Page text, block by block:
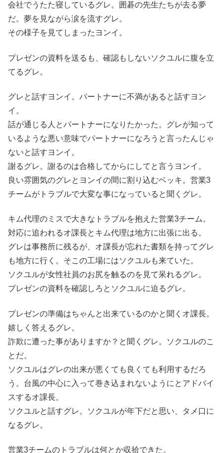
会社でうたた寝しているグレ。囲碁の先生たちが去る夢
だ。夢を見ながら涙を流すグレ。
その様子を見てしまったヨンイ。
プレゼンの資料を送るも、確認もしないソクユルに腹を立
てるグレ。
グレと話すヨンイ。パートナーに不満があると話すヨン
イ。
話が通じる人とパートナーになりたかった。グレが知って
いるような悪い意味でパートナーになろうと言ったんじゃ
ないと話すヨンイ。
謝るグレ。謝るのは合格してからにしてと言うヨンイ。
良い雰囲気のグレとヨンイの間に割り込むベッキ。営業3
チームがトラブルで大変な事になっていると聞くグレ。
キム代理のミスで大きなトラブルを抱えた営業3チーム。
対応に追われるオ課長とキム代理は地方に出張に出る。
グレは事務所に残るが、オ課長が忘れた書類を持ってグレ
も地方に行く。そこの工場にはソクユルも来ていた。
ソクユルが女性社員のお尻を触るのを見て呆れるグレ。
プレゼンの資料を確認しろとソクユルに迫るグレ。
プレゼンの準備はちゃんと出来ているのかと聞くオ課長。
嬉しく答えるグレ。
詐欺に遭った事がありますか？と聞くグレ。ソクユルのこ
とだ。
ソクユルはグレの出来が悪くても良くても利用するだろ
う。台風の中心に入って巻き込まれないようにとアドバイ
スするオ課長。
ソクユルと話すグレ。ソクユルが年下だと思い、タメ口に
なるグレ。
営業3チームのトラブルは何とか収拾できた。